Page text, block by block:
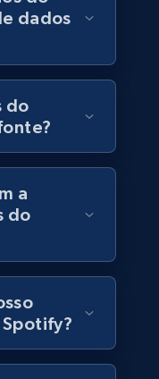
dataset
lc, Locations
lc, About
Buy Now
dados
do
a
do